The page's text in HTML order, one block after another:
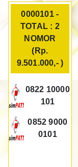
0000101 -
TOTAL : 2
NOMOR
(Rp.
9.501.000,- )
0822 10000
101
0852 9000
0101